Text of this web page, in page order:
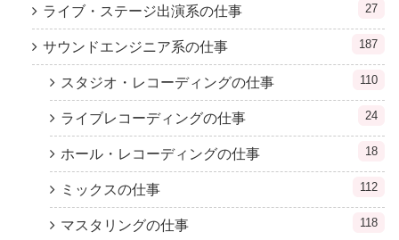
ライブ・ステージ出演系の仕事 27
サウンドエンジニア系の仕事 187
スタジオ・レコーディングの仕事 110
ライブレコーディングの仕事 24
ホール・レコーディングの仕事 18
ミックスの仕事 112
マスタリングの仕事 118